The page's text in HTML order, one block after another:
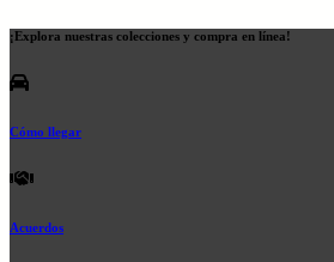
¡Explora nuestras colecciones y compra en línea!
Cómo llegar
Acuerdos